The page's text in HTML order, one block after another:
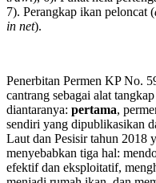
7). Perangkap ikan peloncat (
in net).
Penerbitan Permen KP No.
cantrang sebagai alat
diantaranya: pertama,
sendiri yang dipublikasikan
Laut dan Pesisir tahun 2018
menyebabkan tiga hal:
efektif dan eksploitatif,